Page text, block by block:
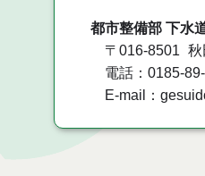
都市整備部 下水
〒016-8501
電話：0185-
E-mail：